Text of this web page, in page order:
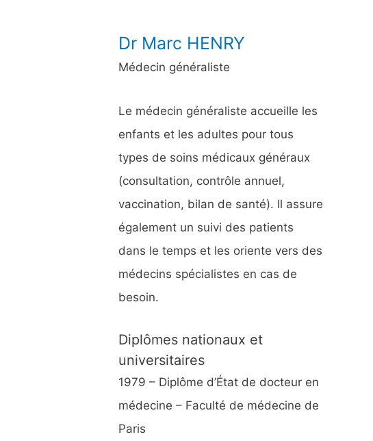
Dr Marc HENRY
Médecin généraliste
Le médecin généraliste accueille les
enfants et les adultes pour tous
types de soins médicaux généraux
(consultation, contrôle annuel,
vaccination, bilan de santé). Il assure
également un suivi des patients
dans le temps et les oriente vers des
médecins spécialistes en cas de
besoin.
Diplômes nationaux et
universitaires
1979 – Diplôme d’État de docteur en
médecine – Faculté de médecine de
Paris